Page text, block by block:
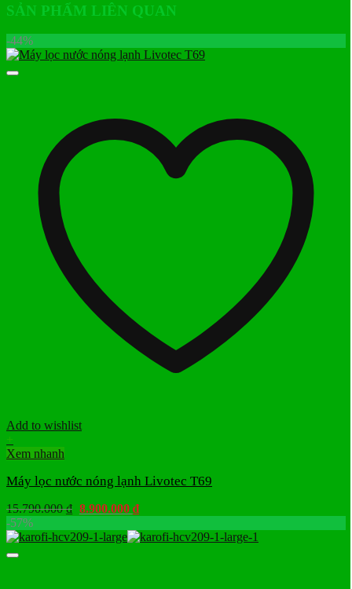
SẢN PHẨM LIÊN QUAN
-44%
Add to wishlist
+
Xem nhanh
Máy lọc nước nóng lạnh Livotec T69
15.790.000₫ Giá
là:
8.900.000 ₫Giá
tại
-57%